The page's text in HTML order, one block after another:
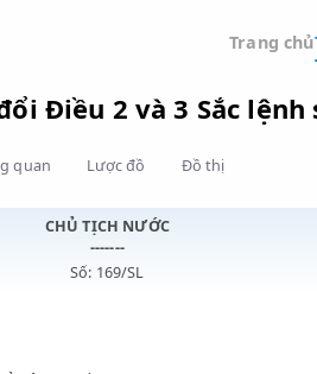
đổi Điều 2 và 3
CHỦ TỊCH NƯỚC
-------